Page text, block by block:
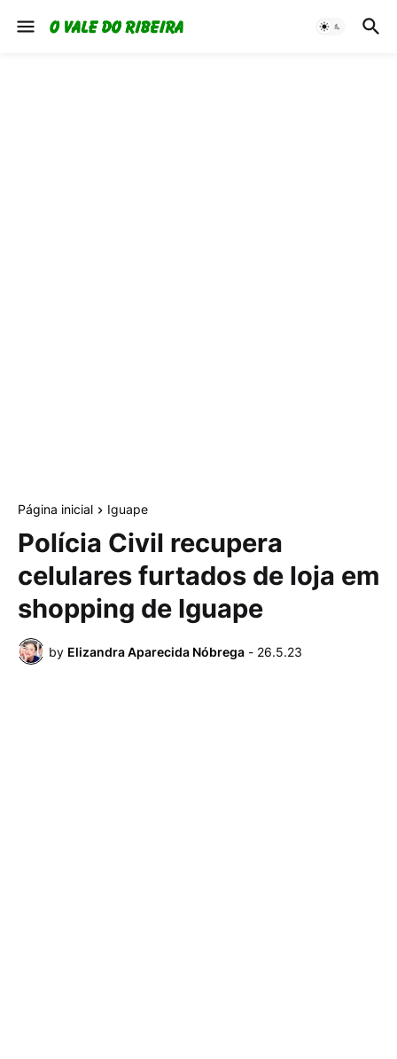
Página inicial Iguape
Polícia Civil recupera
celulares furtados de loja em
shopping de Iguape
by Elizandra Aparecida Nóbrega - 26.5.23